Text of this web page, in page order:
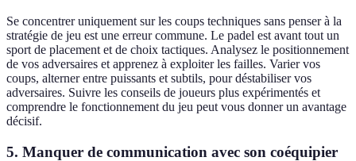
Se concentrer uniquement sur les coups techniques sans penser à la
stratégie de jeu est une erreur commune. Le padel est avant tout un
sport de placement et de choix tactiques. Analysez le positionnement
de vos adversaires et apprenez à exploiter les failles. Varier vos
coups, alterner entre puissants et subtils, pour déstabiliser vos
adversaires. Suivre les conseils de joueurs plus expérimentés et
comprendre le fonctionnement du jeu peut vous donner un avantage
décisif.
5. Manquer de communication avec son coéquipier